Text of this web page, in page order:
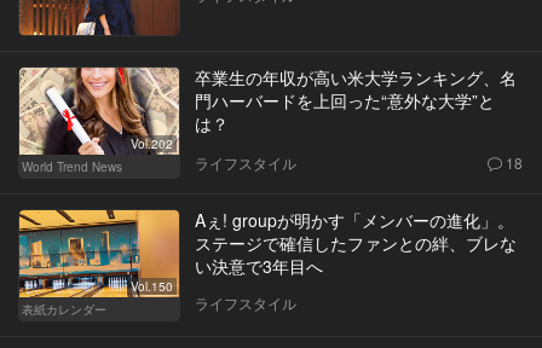
Vol.202
World Trend News
卒業生の年収が高い米大学ランキング、名
門ハーバードを上回った“意外な大学”と
は？
ライフスタイル 18
Vol.150
表紙カレンダー
Aぇ! groupが明かす「メンバーの進化」。
ステージで確信したファンとの絆、ブレな
い決意で3年目へ
ライフスタイル